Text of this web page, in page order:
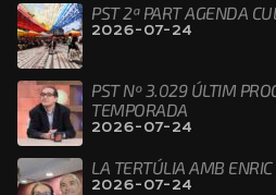
PST 2ª PART AGENDA
2026-07-24
PST Nº 3.029 ÚLTIM
TEMPORADA
2026-07-24
LA TERTÚLIA AMB
2026-07-24